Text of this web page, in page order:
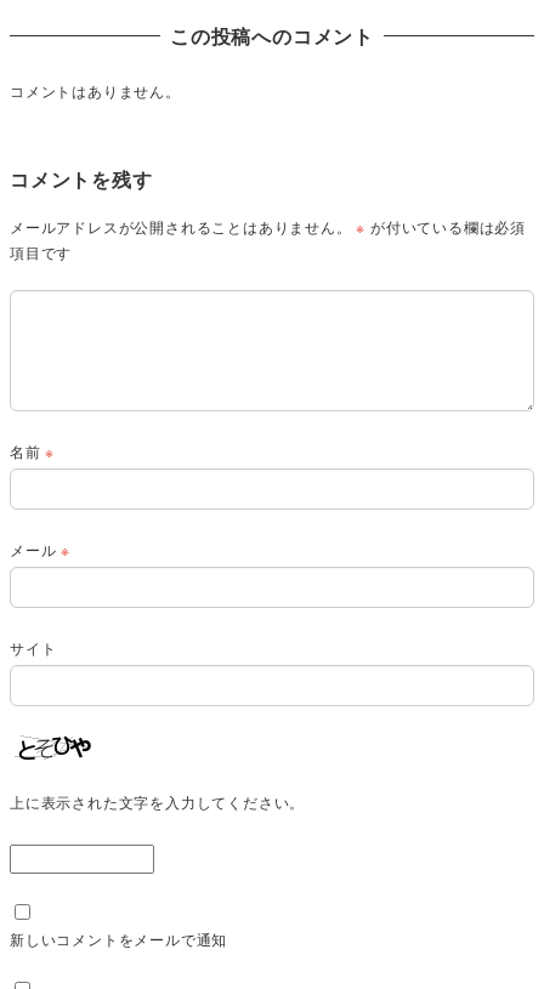
この投稿へのコメント
コメントはありません。
コメントを残す
メールアドレスが公開されることはありません。 ※ が付いている欄は必須
項目です
名前※
メール※
サイト
上に表示された文字を入力してください。
新しいコメントをメールで通知